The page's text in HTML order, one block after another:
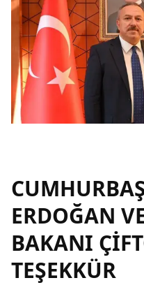
ERDOĞAN
BAKANI
TEŞEKKÜR